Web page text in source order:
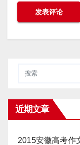
近期文章
2015安徽高考作